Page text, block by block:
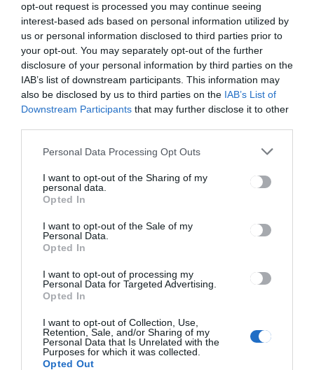
opt-out request is processed you may continue seeing
interest-based ads based on personal information utilized by
us or personal information disclosed to third parties prior to
your opt-out. You may separately opt-out of the further
disclosure of your personal information by third parties on the
IAB’s list of downstream participants. This information may
also be disclosed by us to third parties on the IAB’s List of
Downstream Participants that may further disclose it to other
Personal Data Processing Opt Outs
I want to opt-out of the Sharing of my
personal data.
Opted In
I want to opt-out of the Sale of my
Personal Data.
Opted In
I want to opt-out of processing my
Personal Data for Targeted Advertising.
Opted In
I want to opt-out of Collection, Use,
Retention, Sale, and/or Sharing of my
Personal Data that Is Unrelated with the
Purposes for which it was collected.
Opted Out
Ez is érdekelheti
HÍRLISTA
A nyugalom szigete:
Szimplatz
HÍRLISTA
Lezárult a beiratkozás